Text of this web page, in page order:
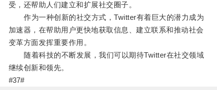
受，还帮助人们建立和扩展社交圈子。
作为一种创新的社交方式，Twitter有着巨大的潜力成为
加速器，在帮助用户更快地获取信息、建立联系和推动社会
变革方面发挥重要作用。
随着科技的不断发展，我们可以期待Twitter在社交领域
继续创新和领先。
#37#